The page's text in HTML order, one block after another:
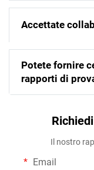
Accettate
Potete fornire
rapporti di
Il nostro
Email